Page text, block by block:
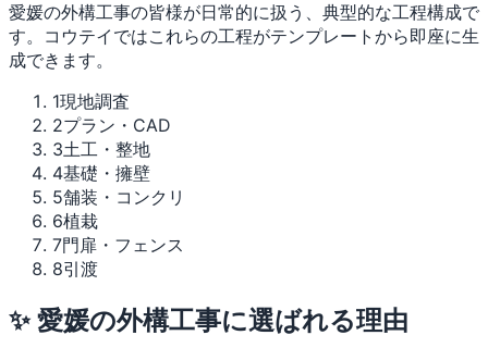
愛媛の外構工事の皆様が日常的に扱う、典型的な工程構成で
す。コウテイではこれらの工程がテンプレートから即座に生
成できます。
1現地調査
2プラン・CAD
3土工・整地
4基礎・擁壁
5舗装・コンクリ
6植栽
7門扉・フェンス
8引渡
✨ 愛媛の外構工事に選ばれる理由